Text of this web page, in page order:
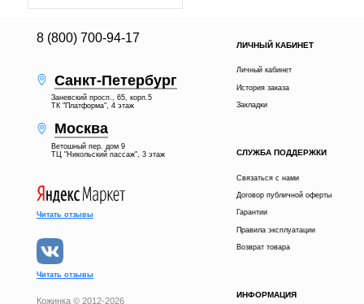
8 (800) 700-94-17
Санкт-Петербург
Заневский просп., 65, корп.5
ТК "Платформа", 4 этаж
Москва
Ветошный пер. дом 9
ТЦ "Никольский пассаж", 3 этаж
ЛИЧНЫЙ КАБИНЕТ
Личный кабинет
История заказа
Закладки
СЛУЖБА ПОДДЕРЖКИ
Связаться с нами
Договор публичной оферты
Гарантии
Правила эксплуатации
Возврат товара
ИНФОРМАЦИЯ
Читать отзывы
Читать отзывы
Кожинка © 2012-2026